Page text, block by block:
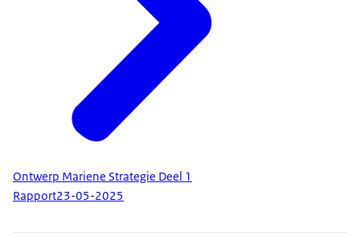
Ontwerp Mariene Strategie Deel 1
Rapport23-05-2025